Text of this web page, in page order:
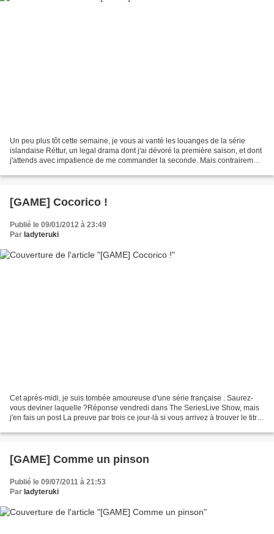
Un peu plus tôt cette semaine, je vous ai vanté les louanges de la série
islandaise Réttur, un legal drama dont j'ai dévoré la première saison, et dont
j'attends avec impatience de me commander la seconde. Mais contrairement
[GAME] Cocorico !
Publié le 09/01/2012 à 23:49
Par ladyteruki
Cet après-midi, je suis tombée amoureuse d'une série française . Saurez-
vous deviner laquelle ?Réponse vendredi dans The SeriesLive Show, mais
j'en fais un post La preuve par trois ce jour-là si vous arrivez à trouver le titre
[GAME] Comme un pinson
Publié le 09/07/2011 à 21:53
Par ladyteruki